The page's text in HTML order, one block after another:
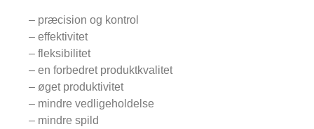
– præcision og kontrol
– effektivitet
– fleksibilitet
– en forbedret produktkvalitet
– øget produktivitet
– mindre vedligeholdelse
– mindre spild